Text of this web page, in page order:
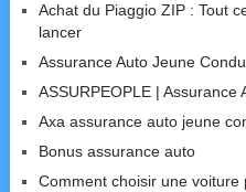
Achat du Piaggio ZIP : Tout
lancer
Assurance Auto Jeune
ASSURPEOPLE | Assurance
Axa assurance auto jeune
Bonus assurance auto
Comment choisir une